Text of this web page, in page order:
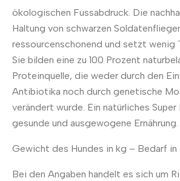
ökologischen Fussabdruck. Die
Haltung von schwarzen
ressourcenschonend und setzt wenig
Sie bilden eine zu 100 Prozent
Proteinquelle, die weder durch den
Antibiotika noch durch genetische
verändert wurde. Ein natürliches
gesunde und ausgewogene Ernährung.
Gewicht des Hundes in kg – Bedarf in
Bei den Angaben handelt es sich um